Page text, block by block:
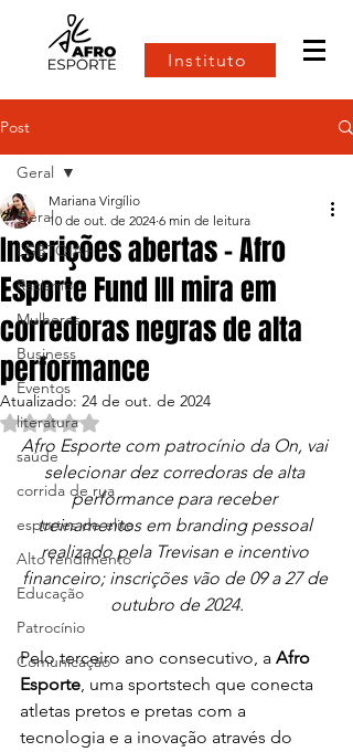
Instituto
Post
Geral
LGBTQIA+
Racismo
Mulheres
Business
Eventos
literatura
saúde
corrida de rua
esportes de elite
Alto rendimento
Educação
Patrocínio
Comunicação
Geral
Inscrições abertas - Afro
Esporte Fund III mira em
corredoras negras de alta
performance
Mariana Virgílio
10 de out. de 2024 6 min de leitura
Atualizado: 24 de out. de 2024
Avaliado com NaN de 5 estrelas.
Afro Esporte com patrocínio da On, vai
selecionar dez corredoras de alta
performance para receber
treinamentos em branding pessoal
realizado pela Trevisan e incentivo
financeiro; inscrições vão de 09 a 27 de
outubro de 2024.
Pelo terceiro ano consecutivo, a Afro
Esporte, uma sportstech que conecta
atletas pretos e pretas com a
tecnologia e a inovação através do